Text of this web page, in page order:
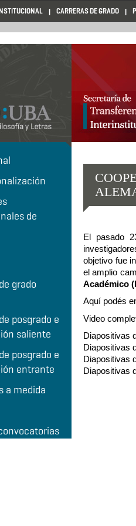
CARRERAS DE GRADO
de
grado
posgrado e
saliente
posgrado e
entrante
a medida
El pasado
objetivo fue
el amplio
Académico
Aquí podés
Video
Diapositivas
Diapositivas
Diapositivas
Diapositivas